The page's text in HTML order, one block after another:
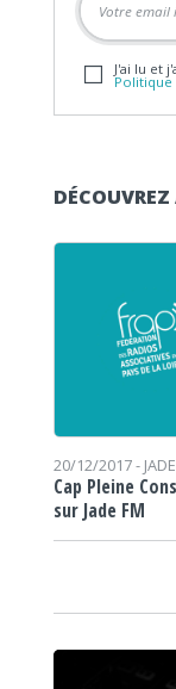
J'ai lu et
Politique
20/12/2017 -
Cap Pleine
sur Jade FM